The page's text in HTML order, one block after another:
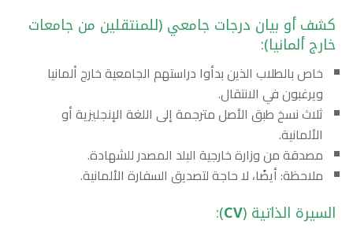
كشف أو بيان درجات جامعي (للمنتقلين من جامعات
خارج ألمانيا):
خاص بالطلاب الذين بدأوا دراستهم الجامعية خارج ألمانيا
ويرغبون في الانتقال.
ثلاث نسخ طبق الأصل مترجمة إلى اللغة الإنجليزية أو
الألمانية.
مصدقة من وزارة خارجية البلد المصدر للشهادة.
ملاحظة: أيضًا، لا حاجة لتصديق السفارة الألمانية.
السيرة الذاتية (CV
):